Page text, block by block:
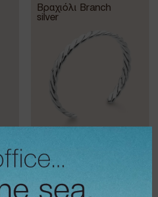
Βραχιόλι Branch
silver
€14,40